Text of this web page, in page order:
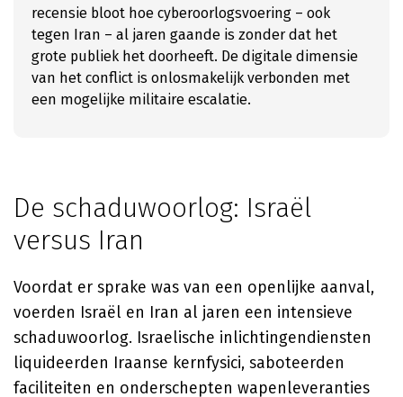
recensie bloot hoe cyberoorlogsvoering – ook
tegen Iran – al jaren gaande is zonder dat het
grote publiek het doorheeft. De digitale dimensie
van het conflict is onlosmakelijk verbonden met
een mogelijke militaire escalatie.
De schaduwoorlog: Israël
versus Iran
Voordat er sprake was van een openlijke aanval,
voerden Israël en Iran al jaren een intensieve
schaduwoorlog. Israelische inlichtingendiensten
liquideerden Iraanse kernfysici, saboteerden
faciliteiten en onderschepten wapenleveranties